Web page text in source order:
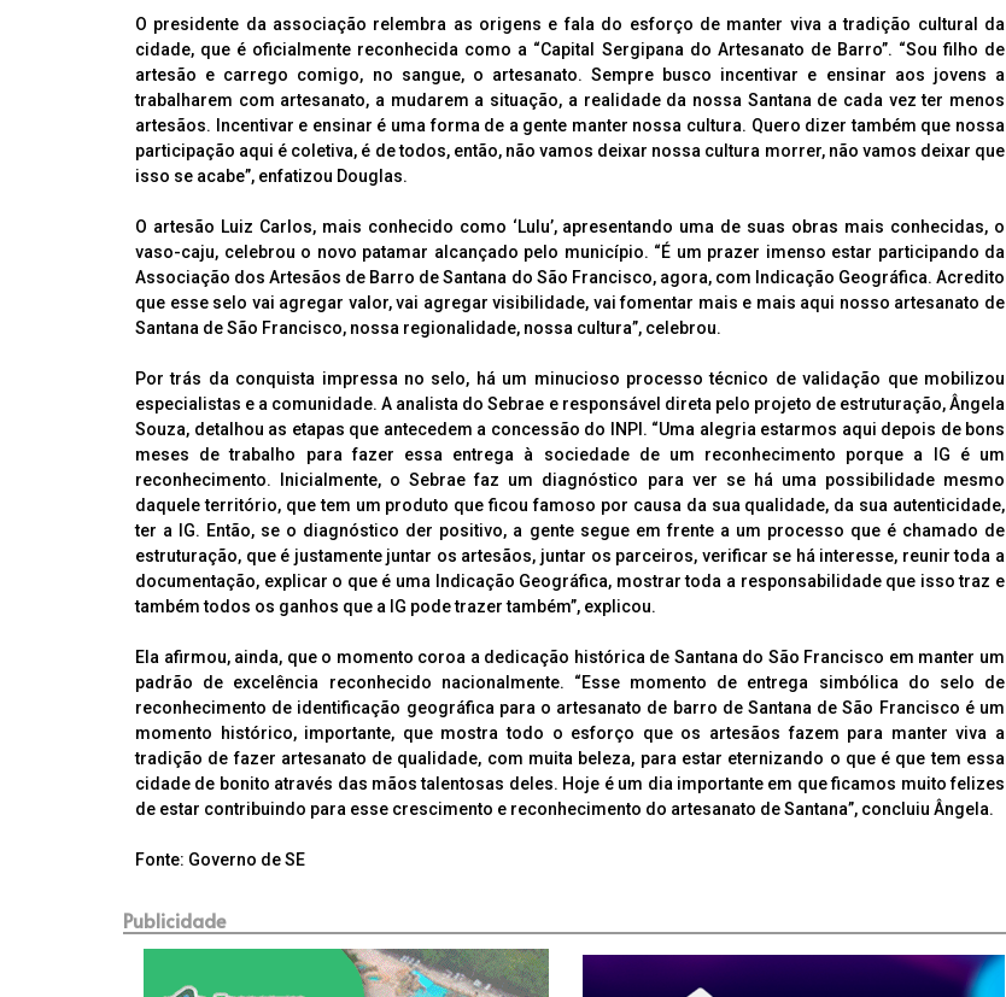
O presidente da associação relembra as origens e fala do esforço de manter viva a tradição cultural da
cidade, que é oficialmente reconhecida como a “Capital Sergipana do Artesanato de Barro”. “Sou filho de
artesão e carrego comigo, no sangue, o artesanato. Sempre busco incentivar e ensinar aos jovens a
trabalharem com artesanato, a mudarem a situação, a realidade da nossa Santana de cada vez ter menos
artesãos. Incentivar e ensinar é uma forma de a gente manter nossa cultura. Quero dizer também que nossa
participação aqui é coletiva, é de todos, então, não vamos deixar nossa cultura morrer, não vamos deixar que
isso se acabe”, enfatizou Douglas.
O artesão Luiz Carlos, mais conhecido como ‘Lulu’, apresentando uma de suas obras mais conhecidas, o
vaso-caju, celebrou o novo patamar alcançado pelo município. “É um prazer imenso estar participando da
Associação dos Artesãos de Barro de Santana do São Francisco, agora, com Indicação Geográfica. Acredito
que esse selo vai agregar valor, vai agregar visibilidade, vai fomentar mais e mais aqui nosso artesanato de
Santana de São Francisco, nossa regionalidade, nossa cultura”, celebrou.
Por trás da conquista impressa no selo, há um minucioso processo técnico de validação que mobilizou
especialistas e a comunidade. A analista do Sebrae e responsável direta pelo projeto de estruturação, Ângela
Souza, detalhou as etapas que antecedem a concessão do INPI. “Uma alegria estarmos aqui depois de bons
meses de trabalho para fazer essa entrega à sociedade de um reconhecimento porque a IG é um
reconhecimento. Inicialmente, o Sebrae faz um diagnóstico para ver se há uma possibilidade mesmo
daquele território, que tem um produto que ficou famoso por causa da sua qualidade, da sua autenticidade,
ter a IG. Então, se o diagnóstico der positivo, a gente segue em frente a um processo que é chamado de
estruturação, que é justamente juntar os artesãos, juntar os parceiros, verificar se há interesse, reunir toda a
documentação, explicar o que é uma Indicação Geográfica, mostrar toda a responsabilidade que isso traz e
também todos os ganhos que a IG pode trazer também”, explicou.
Ela afirmou, ainda, que o momento coroa a dedicação histórica de Santana do São Francisco em manter um
padrão de excelência reconhecido nacionalmente. “Esse momento de entrega simbólica do selo de
reconhecimento de identificação geográfica para o artesanato de barro de Santana de São Francisco é um
momento histórico, importante, que mostra todo o esforço que os artesãos fazem para manter viva a
tradição de fazer artesanato de qualidade, com muita beleza, para estar eternizando o que é que tem essa
cidade de bonito através das mãos talentosas deles. Hoje é um dia importante em que ficamos muito felizes
de estar contribuindo para esse crescimento e reconhecimento do artesanato de Santana”, concluiu Ângela.
Fonte: Governo de SE
Publicidade